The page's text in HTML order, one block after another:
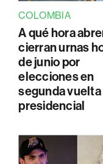
COLOMBIA
A qué hora
cierran urnas
de junio por
elecciones en
segunda vuelta
presidencial